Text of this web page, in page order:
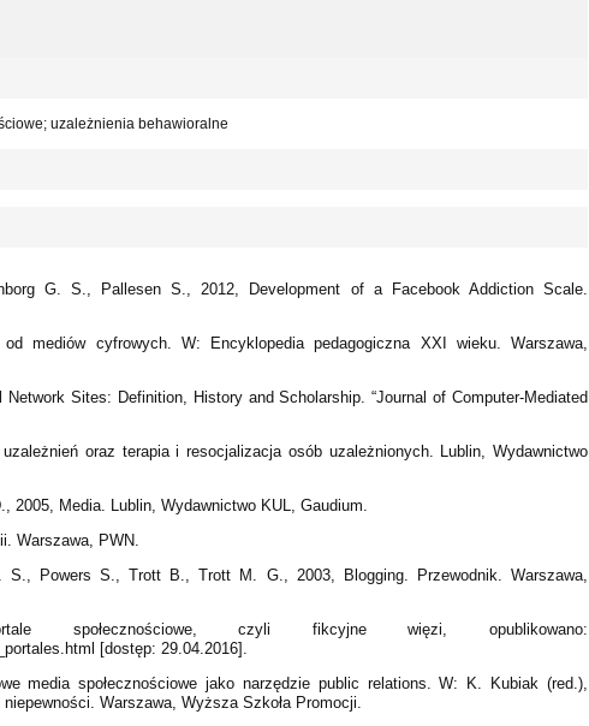
uzależnienia behawioralne
G. S., Pallesen S., 2012, Development of a Facebook Addiction Scale.
mediów cyfrowych. W: Encyklopedia pedagogiczna XXI wieku. Warszawa,
Sites: Definition, History and Scholarship. “Journal of Computer-Mediated
oraz terapia i resocjalizacja osób uzależnionych. Lublin, Wydawnictwo
Media. Lublin, Wydawnictwo KUL, Gaudium.
Warszawa, PWN.
S., Powers S., Trott B., Trott M. G., 2003, Blogging. Przewodnik. Warszawa,
społecznościowe, czyli fikcyjne więzi, opublikowano:
[dostęp: 29.04.2016].
media społecznościowe jako narzędzie public relations. W: K. Kubiak (red.),
Warszawa, Wyższa Szkoła Promocji.